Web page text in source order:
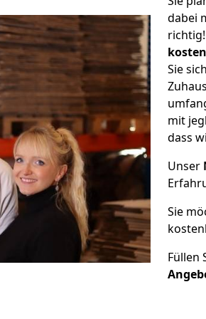
dabei
Sie
mit
dass
Unser
Sie
Füllen